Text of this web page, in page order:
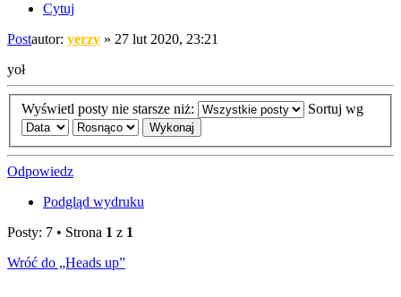
Cytuj
Postautor: yerzy » 27 lut 2020, 23:21
yoł
Wyświetl posty nie starsze niż: Sortuj wg
Odpowiedz
Podgląd wydruku
Posty: 7 • Strona 1 z 1
Wróć do „Heads up”